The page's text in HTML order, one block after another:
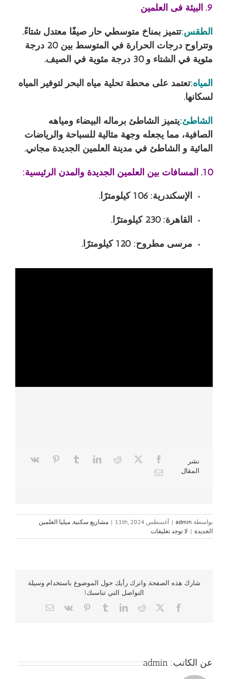
9. البيئة فى العلمين
الطقس:تتميز بمناخ متوسطي حار صيفًا معتدل شتاءً.
وتتراوح درجات الحرارة في المتوسط بين 20 درجة
مئوية في الشتاء و 30 درجة مئوية في الصيف.
المياه:تعتمد على محطة تحلية مياه البحر لتوفير المياه
لسكانها.
الشاطئ:يتميز الشاطئ برماله البيضاء ومياهه
الصافية، مما يجعله وجهة مثالية للسباحة والرياضات
المائية و الشاطئ في مدينة العلمين الجديدة مجاني.
10. المسافات بين العلمين الجديدة والمدن الرئيسية:
الإسكندرية: 106 كيلومترًا.
القاهرة: 230 كيلومترًا.
مرسى مطروح: 120 كيلومترًا.
نشر
المقال
بواسطة admin
| أغسطس 11th, 2024 | مشاريع سكنية, ميليا العلمين
الجديدة | لا توجد تعليقات
شارك هذه الصفحة, واترك رأيك حول الموضوع باستخدام وسيلة
التواصل التي تناسبك!
Facebook
X
Reddit
LinkedIn
Tumblr
Pinterest
Vk
Email
عن الكاتب: admin